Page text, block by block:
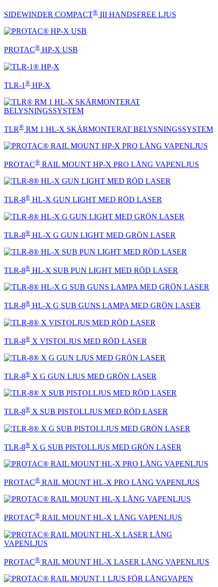
SIDEWINDER COMPACT® III HANDSFREE LJUS
PROTAC® HP-X USB
TLR-1 ® HP-X
TLR® RM 1 HL-X SKÄRMONTERAT BELYSNINGSSYSTEM
PROTAC® RAIL MOUNT HP-X PRO LÅNG VAPENLJUS
TLR-8® HL-X GUN LIGHT MED RÖD LASER
TLR-8® HL-X G GUN LIGHT MED GRÖN LASER
TLR-8® HL-X SUB PUN LIGHT MED RÖD LASER
TLR-8® HL-X G SUB GUNS LAMPA MED GRÖN LASER
TLR-8® X VISTOLJUS MED RÖD LASER
TLR-8® X G GUN LJUS MED GRÖN LASER
TLR-8® X SUB PISTOLLJUS MED RÖD LASER
TLR-8® X G SUB PISTOLLJUS MED GRÖN LASER
PROTAC® RAIL MOUNT HL-X PRO LÅNG VAPENLJUS
PROTAC® RAIL MOUNT HL-X LÅNG VAPENLJUS
PROTAC® RAIL MOUNT HL-X LASER LÅNG VAPENLJUS